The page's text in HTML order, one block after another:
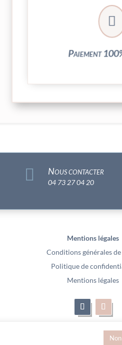

Paiement
Vos transactions par
entièrement sécurisées
crypté de notre
 Nous contacter
04 73 27 04 20
Mentions légales
Conditions générales
Politique de
Mentions légales